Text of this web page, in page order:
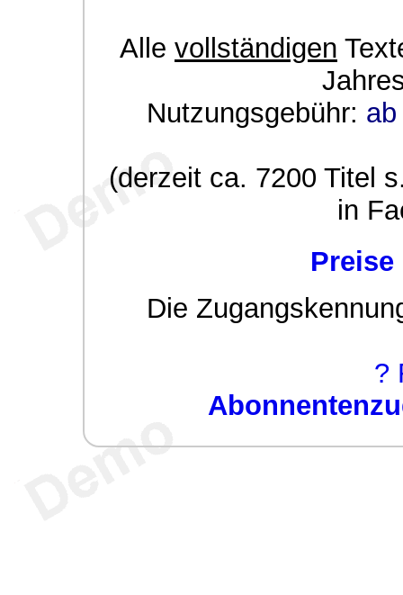
Alle vollständigen
Nutzungsgebühr:
(derzeit ca. 7200 Titel
in
Die
?